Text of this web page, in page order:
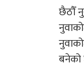
छैठौँ
बनेको